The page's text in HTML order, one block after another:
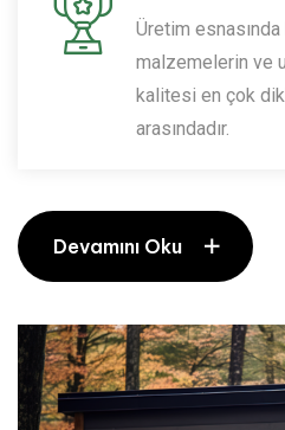
Üretim esnasında
malzemelerin ve
kalitesi en çok
arasındadır.
Devamını Oku
Devamını Oku